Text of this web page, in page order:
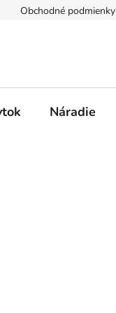
Obchodné podmienky
Náradie